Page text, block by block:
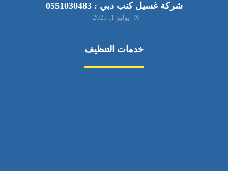
شركة غسيل كنب دبي : 0551030483
يوليو 1, 2025
خدمات التنظيف